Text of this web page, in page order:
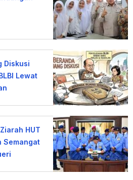
Diskusi
Lewat
HUT
Semangat